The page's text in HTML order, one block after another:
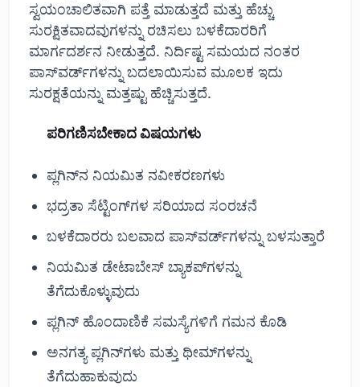
ಸ್ವಯಂಚಾಲಿತವಾಗಿ ಪತ್ತೆ ಮಾಡುತ್ತದೆ ಮತ್ತು ಹೆಚ್ಚು
ಸುರಕ್ಷಿತವಾದವುಗಳನ್ನು ರಚಿಸಲು ಬಳಕೆದಾರರಿಗೆ
ಮಾರ್ಗದರ್ಶನ ನೀಡುತ್ತದೆ. ನಿರ್ದಿಷ್ಟ ಸಮಯದ ನಂತರ
ಪಾಸ್‌ವರ್ಡ್‌ಗಳನ್ನು ಬದಲಾಯಿಸುವ ಮೂಲಕ ಇದು
ಸುರಕ್ಷತೆಯನ್ನು ಮತ್ತಷ್ಟು ಹೆಚ್ಚಿಸುತ್ತದೆ.
ಪರಿಗಣಿಸಬೇಕಾದ ವಿಷಯಗಳು
ಪ್ಲಗಿನ್‌ನ ನಿಯಮಿತ ನವೀಕರಣಗಳು
ಭದ್ರತಾ ಸೆಟ್ಟಿಂಗ್‌ಗಳ ಸರಿಯಾದ ಸಂರಚನೆ
ಬಳಕೆದಾರರು ಬಲವಾದ ಪಾಸ್‌ವರ್ಡ್‌ಗಳನ್ನು ಬಳಸುತ್ತಾರೆ
ನಿಯಮಿತ ಡೇಟಾಬೇಸ್ ಬ್ಯಾಕಪ್‌ಗಳನ್ನು
ತೆಗೆದುಕೊಳ್ಳುವುದು
ಪ್ಲಗಿನ್ ಹೊಂದಾಣಿಕೆ ಸಮಸ್ಯೆಗಳಿಗೆ ಗಮನ ಕೊಡಿ
ಅನಗತ್ಯ ಪ್ಲಗಿನ್‌ಗಳು ಮತ್ತು ಥೀಮ್‌ಗಳನ್ನು
ತೆಗೆದುಹಾಕುವುದು